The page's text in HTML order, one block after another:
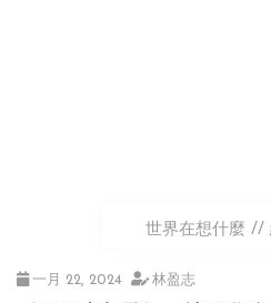
世界在想什麼
一月 22, 2024 林盈志